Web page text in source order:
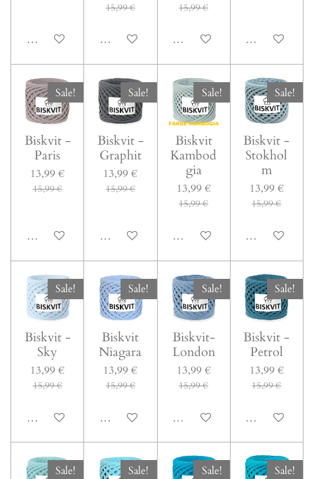
In den Warenkorb
15,99 €
In den Warenkorb
15,99 €
In den WarenkorbIn den
Sale!
Biskvit -
Paris
13,99 €
15,99 €
In den Warenkorb
Sale!
Biskvit -
Graphit
13,99 €
15,99 €
In den Warenkorb
Sale!
Biskvit
Kambod
gia
13,99 €
15,99 €
In den Warenkorb
Sale!
Biskvit -
Stokhol
m
13,99 €
15,99 €
In den
Sale!
Biskvit -
Sky
13,99 €
15,99 €
In den Warenkorb
Sale!
Biskvit
Niagara
13,99 €
15,99 €
In den Warenkorb
Sale!
Biskvit-
London
13,99 €
15,99 €
In den Warenkorb
Sale!
Biskvit -
Petrol
13,99 €
15,99 €
In den
Sale! Sale! Sale! Sale!